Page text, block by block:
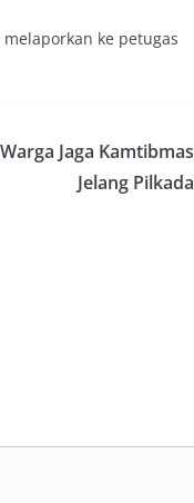
ke petugas
Jaga Kamtibmas
Jelang Pilkada